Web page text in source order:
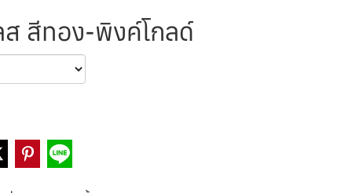
ส สีทอง-พิงค์โกลด์